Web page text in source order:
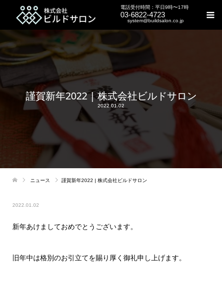
電話受付時間：平日9時〜17時
03-6822-4723
system@buildsalon.co.jp
謹賀新年2022 | 株式会社ビルドサロン
2022.01.02
ニュース 謹賀新年2022 | 株式会社ビルドサロン
2022.01.02
新年あけましておめでとうございます。
旧年中は格別のお引立てを賜り厚く御礼申し上げます。